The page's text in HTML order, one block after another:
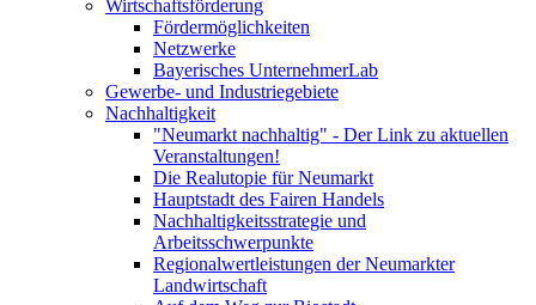
Wirtschaftsförderung
Fördermöglichkeiten
Netzwerke
Bayerisches UnternehmerLab
Gewerbe- und Industriegebiete
Nachhaltigkeit
"Neumarkt nachhaltig" - Der Link zu aktuellen
Veranstaltungen!
Die Realutopie für Neumarkt
Hauptstadt des Fairen Handels
Nachhaltigkeitsstrategie und
Arbeitsschwerpunkte
Regionalwertleistungen der Neumarkter
Landwirtschaft